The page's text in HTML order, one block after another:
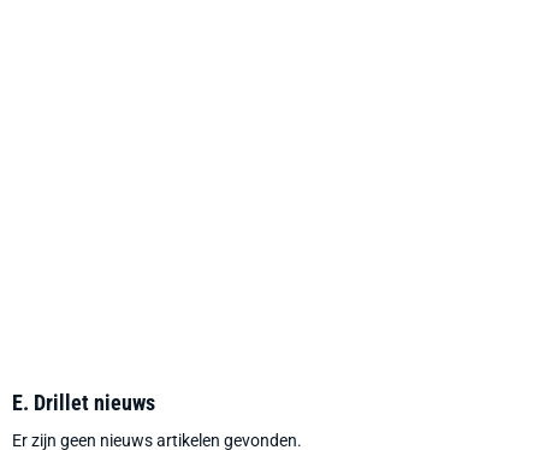
E. Drillet nieuws
Er zijn geen nieuws artikelen gevonden.